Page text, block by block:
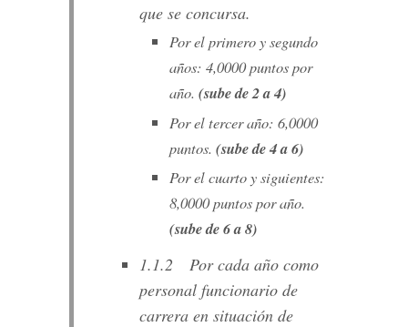
que se concursa.
Por el primero y segundo
años: 4,0000 puntos por
año. (sube de 2 a 4)
Por el tercer año: 6,0000
puntos. (sube de 4 a 6)
Por el cuarto y siguientes:
8,0000 puntos por año.
(sube de 6 a 8)
1.1.2 Por cada año como
personal funcionario de
carrera en situación de